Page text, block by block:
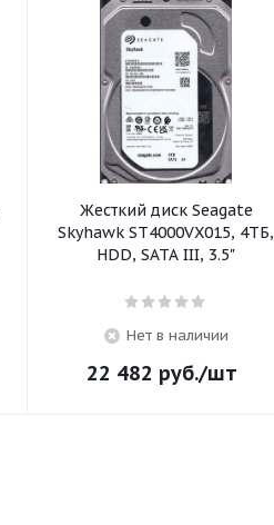
Жесткий диск Seagate
Skyhawk ST4000VX015, 4ТБ,
HDD, SATA III, 3.5"
Нет в наличии
22 482 руб./шт